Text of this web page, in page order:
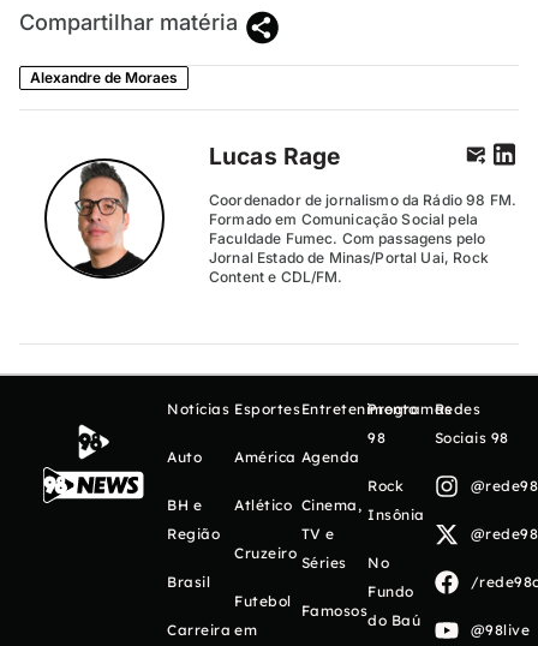
Compartilhar matéria
Alexandre de Moraes
Lucas Rage
Coordenador de jornalismo da Rádio 98 FM.
Formado em Comunicação Social pela
Faculdade Fumec. Com passagens pelo
Jornal Estado de Minas/Portal Uai, Rock
Content e CDL/FM.
Notícias
Auto
BH e
Região
Brasil
Carreira
Esportes
América
Atlético
Cruzeiro
Futebol
em
Entretenimento
Agenda
Cinema,
TV e
Séries
Famosos
Programas
98
Rock
Insônia
No
Fundo
do Baú
Redes
Sociais 98
/
@98live